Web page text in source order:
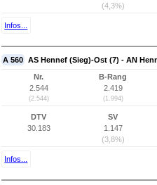
(4,3%)
Infos...
A 560 AS Hennef (Sieg)-Ost (7) - AN
Nr.
2.544
(2.544)
B-Rang
2.419
(1.994)
DTV
30.183
SV
1.147
(3,8%)
Infos...